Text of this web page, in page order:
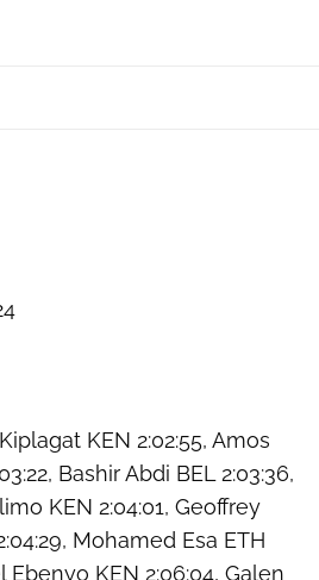
KEN 2:02:55, Amos
Bashir Abdi BEL 2:03:36,
KEN 2:04:01, Geoffrey
Mohamed Esa ETH
Ebenyo KEN 2:06:04, Galen